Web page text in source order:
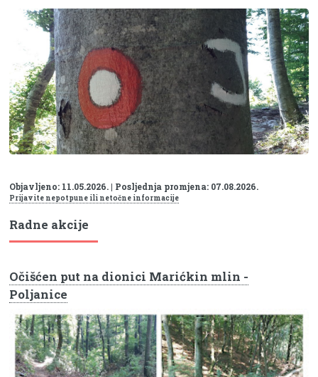
Objavljeno: 11.05.2026. | Posljednja promjena: 07.08.2026.
Prijavite nepotpune ili netočne informacije
Radne akcije
Očišćen put na dionici Marićkin mlin -
Poljanice